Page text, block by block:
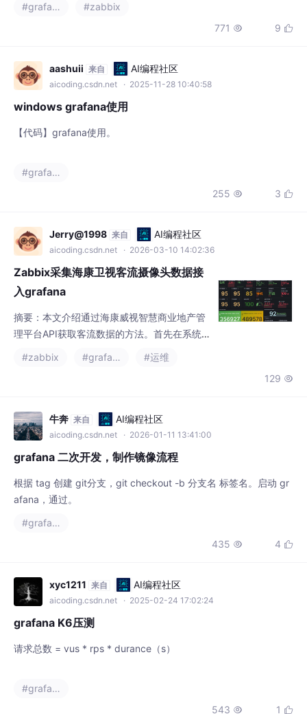
的api 地址。这里不能错，否则就会出问题采
数据源。
#grafana
#zabbix
771  9 
aashuii 来自 AI编程社区
aicoding.csdn.net · 2025-11-28 10:40:58
windows grafana使用
【代码】grafana使用。
#grafana
255  3 
Jerry@1998 来自 AI编程社区
aicoding.csdn.net · 2026-03-10 14:02:36
Zabbix采集海康卫视客流摄像头数据接
入grafana
摘要：本文介绍通过海康威视智慧商业地产管
理平台API获取客流数据的方法。首先在系统
管理中配置API网关并生成AK/SK密钥，然后编
写Python脚本实现数据采集。脚本使用reques
息（进/出客量）。最后将采集到的JSON数据
接入Zabbix监控系统，创建两个依赖项分别提
取进/出客量，并通过Grafana实
#zabbix #grafana
#运维
129 
牛奔 来自 AI编程社区
aicoding.csdn.net · 2026-01-11 13:41:00
grafana 二次开发，制作镜像流程
根据 tag 创建 git分支，git checkout -b 分支名 标签名。启动 gr
afana，通过。
#grafana
435  4 
xyc1211 来自 AI编程社区
aicoding.csdn.net · 2025-02-24 17:02:24
grafana K6压测
请求总数 = vus * rps * durance（s）
#grafana
543  1 